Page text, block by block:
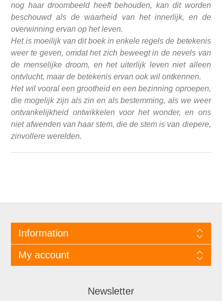
nog haar droombeeld heeft behouden, kan dit worden
beschouwd als de waarheid van het innerlijk, en de
overwinning ervan op het leven.
Het is moeilijk van dit boek in enkele regels de betekenis
weer te geven, omdat het zich beweegt in de nevels van
de menselijke droom, en het uiterlijk leven niet alleen
ontvlucht, maar de betekenis ervan ook wil ontkennen.
Het wil vooral een grootheid en een bezinning oproepen,
die mogelijk zijn als zin en als bestemming, als we weer
ontvankelijkheid ontwikkelen voor het wonder, en ons
niet afwenden van haar stem, die de stem is van diepere,
zinvollere werelden.
Information
My account
Newsletter